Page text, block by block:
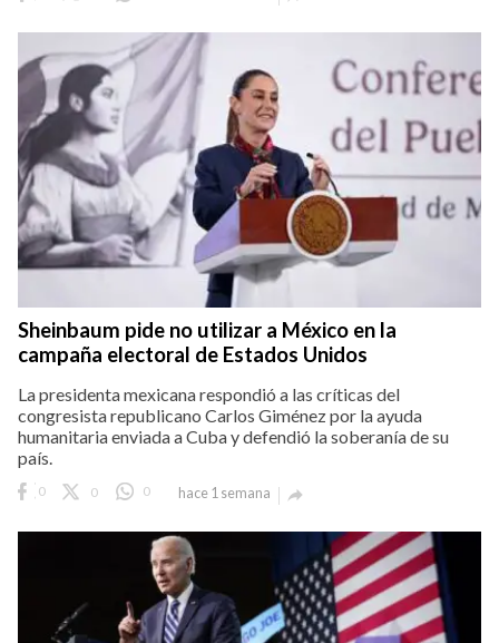
Sheinbaum pide no utilizar a México en la
campaña electoral de Estados Unidos
La presidenta mexicana respondió a las críticas del
congresista republicano Carlos Giménez por la ayuda
humanitaria enviada a Cuba y defendió la soberanía de su
país.
0 0 0 hace 1 semana 